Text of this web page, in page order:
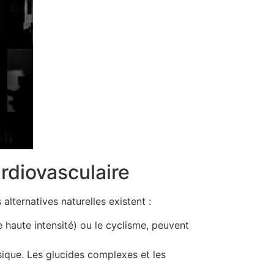
naturelles existent :
haute intensité) ou le cyclisme, peuvent
Les glucides complexes et les